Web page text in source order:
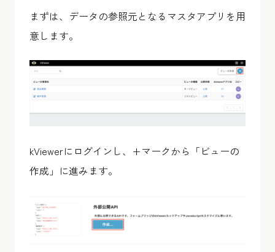
まずは、データの参照元となるマスタアプリを用
意します。
kViewerにログインし、+マークから「ビューの
作成」に進みます。